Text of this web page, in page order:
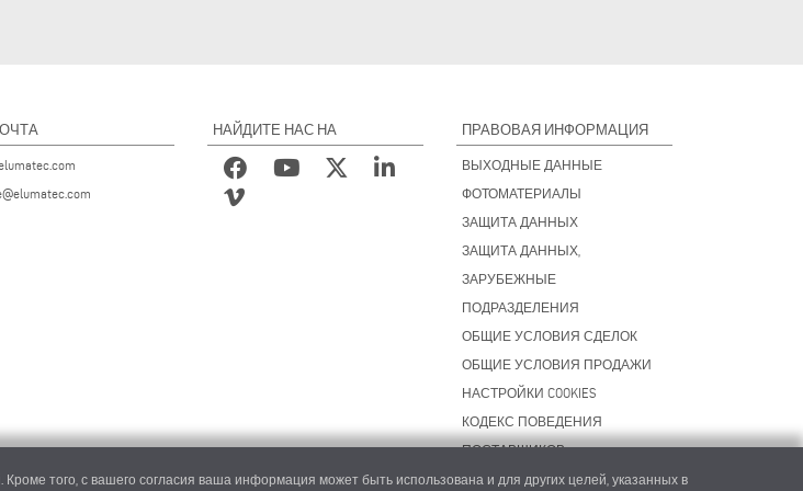
НАЙДИТЕ НАС НА ПРАВОВАЯ ИНФОРМАЦИЯ
ВЫХОДНЫЕ ДАННЫЕ
ФОТОМАТЕРИАЛЫ
ЗАЩИТА ДАННЫХ
ЗАЩИТА ДАННЫХ,
ЗАРУБЕЖНЫЕ
ПОДРАЗДЕЛЕНИЯ
ОБЩИЕ УСЛОВИЯ СДЕЛОК
ОБЩИЕ УСЛОВИЯ ПРОДАЖИ
НАСТРОЙКИ COOKIES
КОДЕКС ПОВЕДЕНИЯ
ПОСТАВЩИКОВ
того, с вашего согласия ваша информация может быть использована и для других целей, указанных в